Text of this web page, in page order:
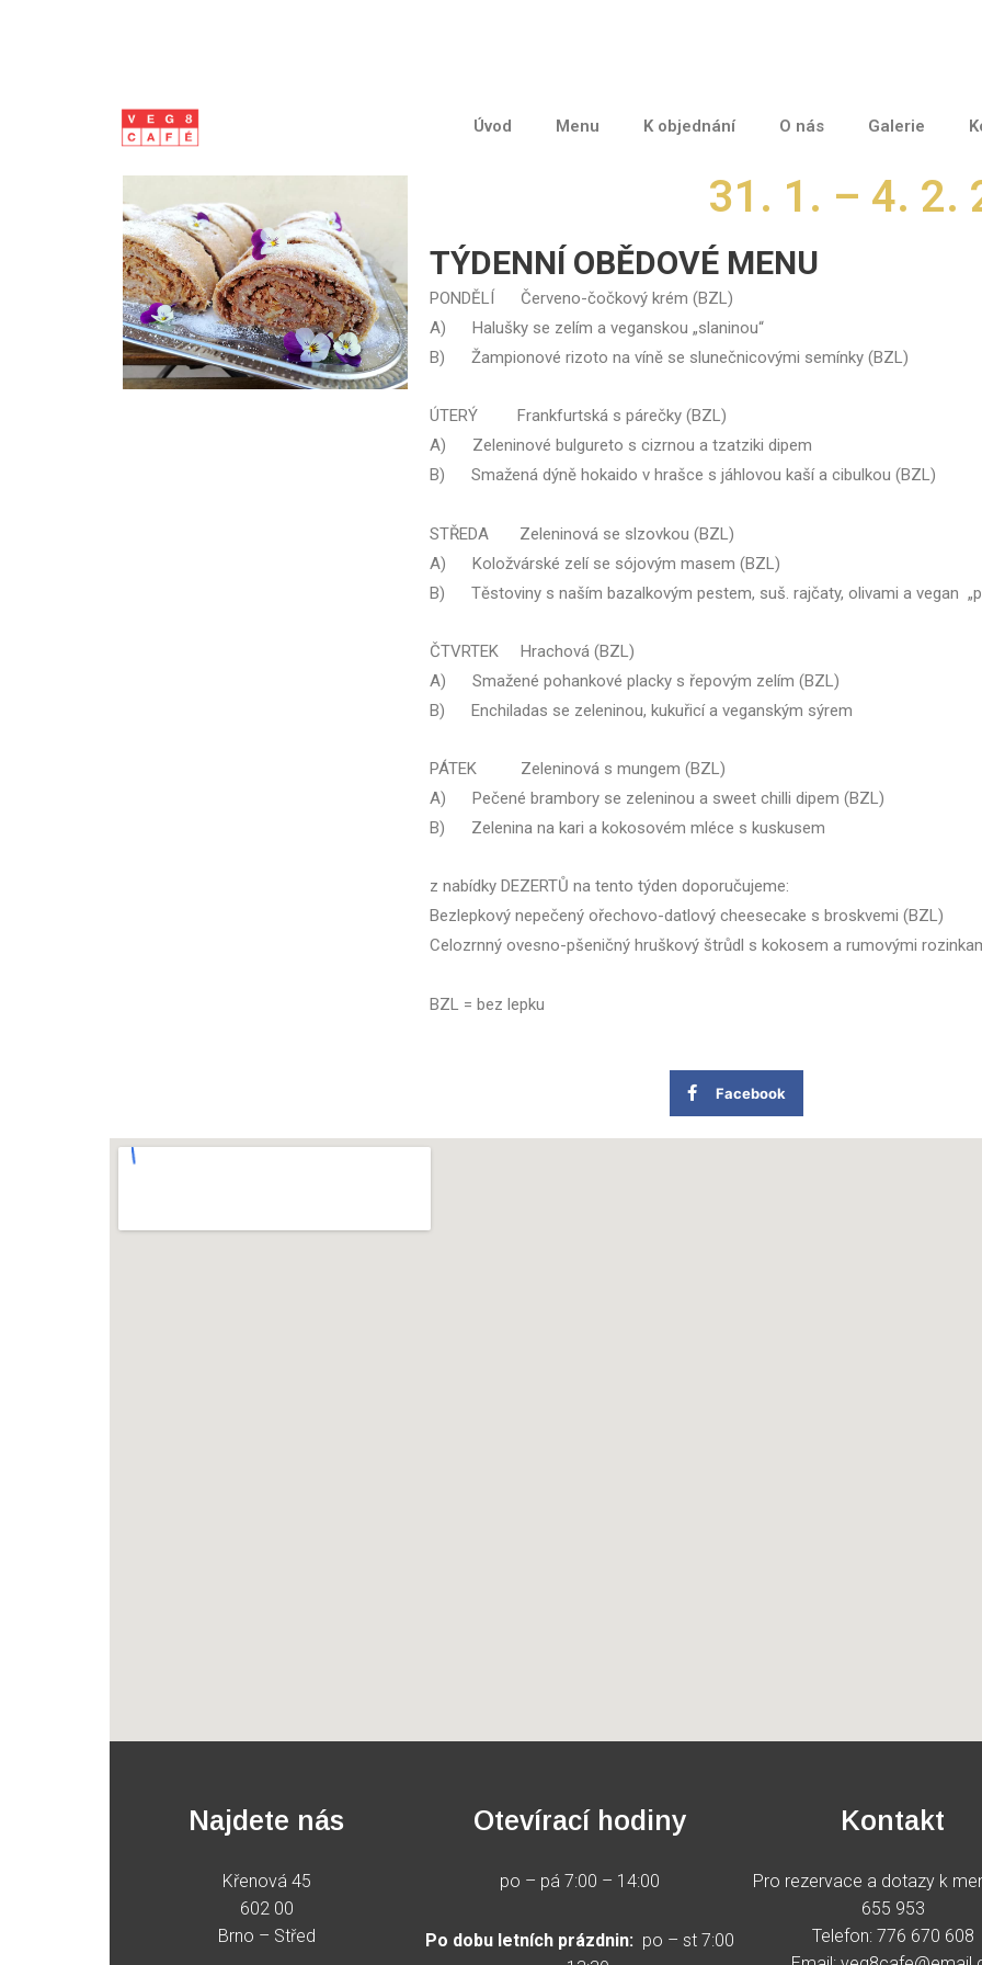
Úvod Menu K objednání O nás Galerie
31. 1. – 4. 2.
TÝDENNÍ OBĚDOVÉ MENU
PONDĚLÍ Červeno-čočkový krém (BZL)
A) Halušky se zelím a veganskou „slaninou“
B) Žampionové rizoto na víně se slunečnicovými semínky (BZL)
ÚTERÝ Frankfurtská s párečky (BZL)
A) Zeleninové bulgureto s cizrnou a tzatziki dipem
B) Smažená dýně hokaido v hrašce s jáhlovou kaší a cibulkou (BZL)
STŘEDA Zeleninová se slzovkou (BZL)
A) Koložvárské zelí se sójovým masem (BZL)
B) Těstoviny s naším bazalkovým pestem, suš. rajčaty, olivami a vegan
ČTVRTEK Hrachová (BZL)
A) Smažené pohankové placky s řepovým zelím (BZL)
B) Enchiladas se zeleninou, kukuřicí a veganským sýrem
PÁTEK Zeleninová s mungem (BZL)
A) Pečené brambory se zeleninou a sweet chilli dipem (BZL)
B) Zelenina na kari a kokosovém mléce s kuskusem
z nabídky DEZERTŮ na tento týden doporučujeme:
Bezlepkový nepečený ořechovo-datlový cheesecake s broskvemi (BZL)
Celozrnný ovesno-pšeničný hruškový štrůdl s kokosem a rumovými
BZL = bez lepku
Facebook
Najdete nás
Křenová 45
602 00
Brno – Střed
Otevírací hodiny
po – pá 7:00 – 14:00
Po dobu letních prázdnin: po – st 7:00
Kontakt
Pro rezervace a dotazy k
655 953
Telefon: 776 670 608